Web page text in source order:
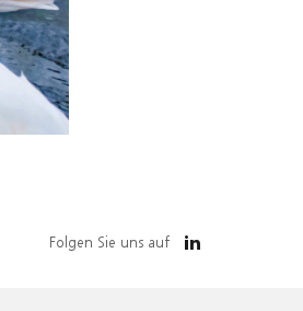
Folgen Sie uns auf